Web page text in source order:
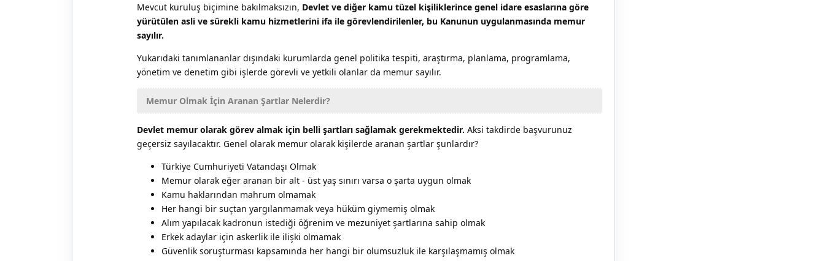
Mevcut kuruluş biçimine bakılmaksızın, Devlet ve diğer kamu tüzel kişiliklerince genel idare esaslarına göre
yürütülen asli ve sürekli kamu hizmetlerini ifa ile görevlendirilenler, bu Kanunun uygulanmasında memur
sayılır.
Yukarıdaki tanımlananlar dışındaki kurumlarda genel politika tespiti, araştırma, planlama, programlama,
yönetim ve denetim gibi işlerde görevli ve yetkili olanlar da memur sayılır.
Memur Olmak İçin Aranan Şartlar Nelerdir?
Devlet memur olarak görev almak için belli şartları sağlamak gerekmektedir. Aksi takdirde başvurunuz
geçersiz sayılacaktır. Genel olarak memur olarak kişilerde aranan şartlar şunlardır?
Türkiye Cumhuriyeti Vatandaşı Olmak
Memur olarak eğer aranan bir alt - üst yaş sınırı varsa o şarta uygun olmak
Kamu haklarından mahrum olmamak
Her hangi bir suçtan yargılanmamak veya hüküm giymemiş olmak
Alım yapılacak kadronun istediği öğrenim ve mezuniyet şartlarına sahip olmak
Erkek adaylar için askerlik ile ilişki olmamak
Güvenlik soruşturması kapsamında her hangi bir olumsuzluk ile karşılaşmamış olmak